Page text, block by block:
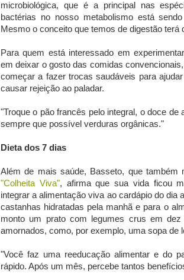
microbiológica, que é a principal nas
bactérias no nosso metabolismo está
Mesmo o conceito que temos de digestão
Para quem está interessado em
em deixar o gosto das comidas
começar a fazer trocas saudáveis para
causar rejeição ao paladar.
"Troque o pão francês pelo integral, o doce
sempre que possível verduras orgânicas."
Dieta dos 7 dias
Além de mais saúde, Basseto, que também
"Colheita Viva", afirma que sua vida ficou
integrar a alimentação viva ao cardápio do dia
castanhas hidratadas pela manhã e para o
monto um prato com legumes crus em
amornados, como, por exemplo, uma sopa de
"Você faz uma reeducação alimentar e do
rápido. Após um mês, percebe tantos